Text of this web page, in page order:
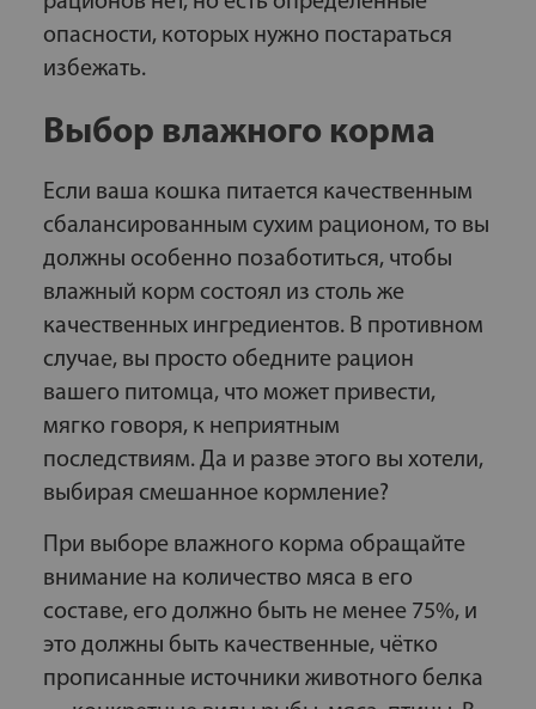
опасности, которых нужно постараться
избежать.
Выбор влажного корма
Если ваша кошка питается качественным
сбалансированным сухим рационом, то вы
должны особенно позаботиться, чтобы
влажный корм состоял из столь же
качественных ингредиентов. В противном
случае, вы просто обедните рацион
вашего питомца, что может привести,
мягко говоря, к неприятным
последствиям. Да и разве этого вы хотели,
выбирая смешанное кормление?
При выборе влажного корма обращайте
внимание на количество мяса в его
составе, его должно быть не менее 75%, и
это должны быть качественные, чётко
прописанные источники животного белка